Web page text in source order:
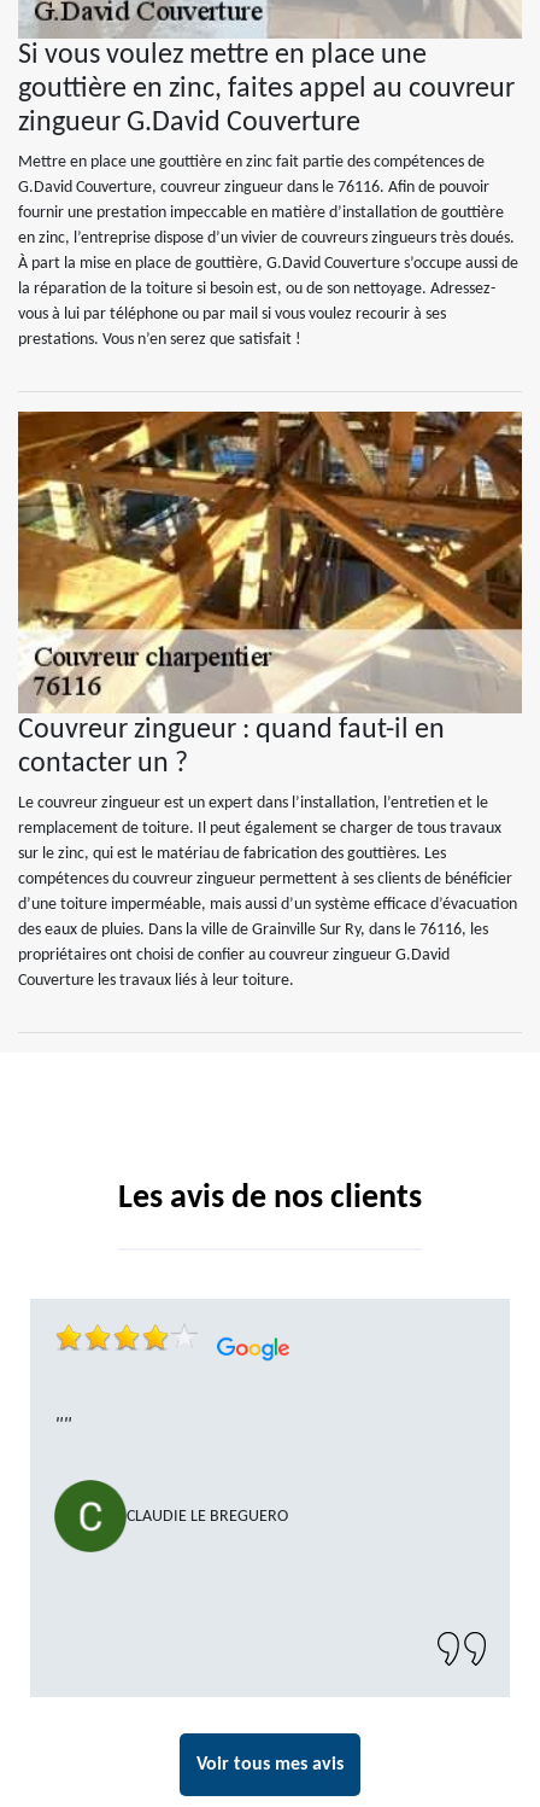
Si vous voulez mettre en place une
gouttière en zinc, faites appel au couvreur
zingueur G.David Couverture
Mettre en place une gouttière en zinc fait partie des compétences de
G.David Couverture, couvreur zingueur dans le 76116. Afin de pouvoir
fournir une prestation impeccable en matière d’installation de gouttière
en zinc, l’entreprise dispose d’un vivier de couvreurs zingueurs très doués.
À part la mise en place de gouttière, G.David Couverture s’occupe aussi de
la réparation de la toiture si besoin est, ou de son nettoyage. Adressez-
vous à lui par téléphone ou par mail si vous voulez recourir à ses
prestations. Vous n’en serez que satisfait !
Couvreur zingueur : quand faut-il en
contacter un ?
Le couvreur zingueur est un expert dans l’installation, l’entretien et le
remplacement de toiture. Il peut également se charger de tous travaux
sur le zinc, qui est le matériau de fabrication des gouttières. Les
compétences du couvreur zingueur permettent à ses clients de bénéficier
d’une toiture imperméable, mais aussi d’un système efficace d’évacuation
des eaux de pluies. Dans la ville de Grainville Sur Ry, dans le 76116, les
propriétaires ont choisi de confier au couvreur zingueur G.David
Couverture les travaux liés à leur toiture.
Les avis de nos clients
""
CLAUDIE LE BREGUERO
Voir tous mes avis